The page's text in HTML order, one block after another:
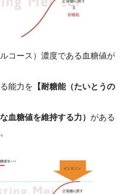
コース）濃度である血糖値が
能力を 【耐糖能（たいとうの
血糖値を維持する力） がある